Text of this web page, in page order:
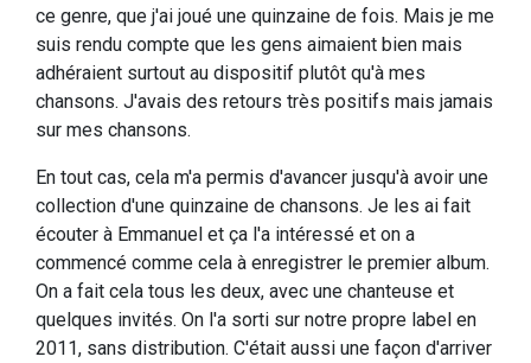
ce genre, que j'ai joué une quinzaine de fois. Mais je me
suis rendu compte que les gens aimaient bien mais
adhéraient surtout au dispositif plutôt qu'à mes
chansons. J'avais des retours très positifs mais jamais
sur mes chansons.
En tout cas, cela m'a permis d'avancer jusqu'à avoir une
collection d'une quinzaine de chansons. Je les ai fait
écouter à Emmanuel et ça l'a intéressé et on a
commencé comme cela à enregistrer le premier album.
On a fait cela tous les deux, avec une chanteuse et
quelques invités. On l'a sorti sur notre propre label en
2011, sans distribution. C'était aussi une façon d'arriver